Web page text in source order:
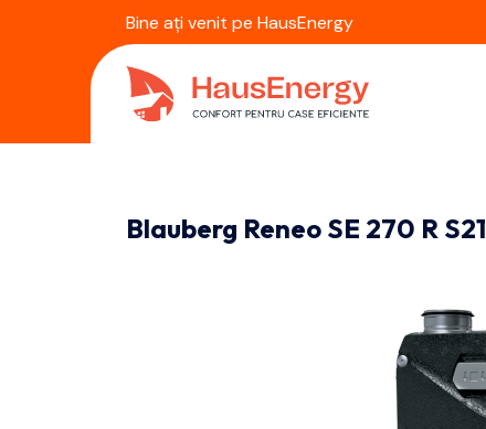
Bine ați venit pe HausEnergy
Blauberg Reneo SE 270 R S21